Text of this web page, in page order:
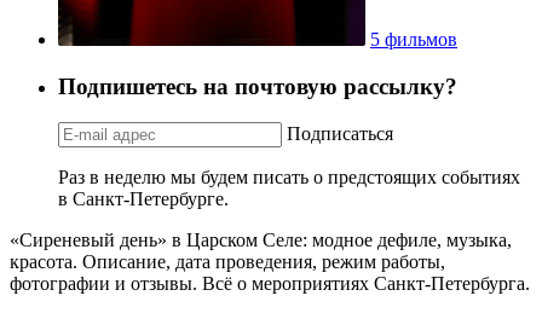
5 фильмов
Подпишетесь на почтовую рассылку?
Подписаться
Раз в неделю мы будем писать о предстоящих событиях
в Санкт-Петербурге.
«Сиреневый день» в Царском Селе: модное дефиле, музыка,
красота. Описание, дата проведения, режим работы,
фотографии и отзывы. Всё о мероприятиях Санкт-Петербурга.